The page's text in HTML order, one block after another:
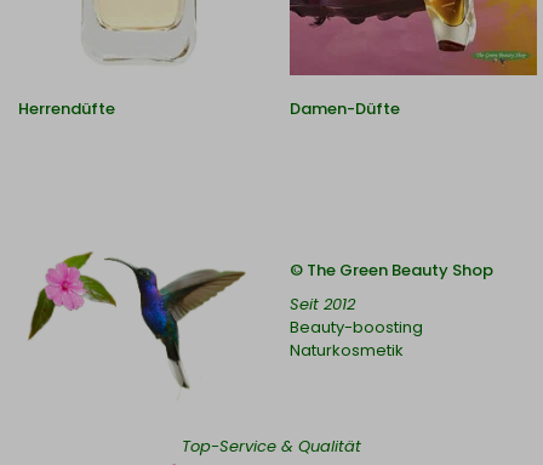
Herrendüfte Damen-Düfte
© The Green Beauty Shop
Seit 2012
Beauty-boosting
Naturkosmetik
Top-Service & Qualität